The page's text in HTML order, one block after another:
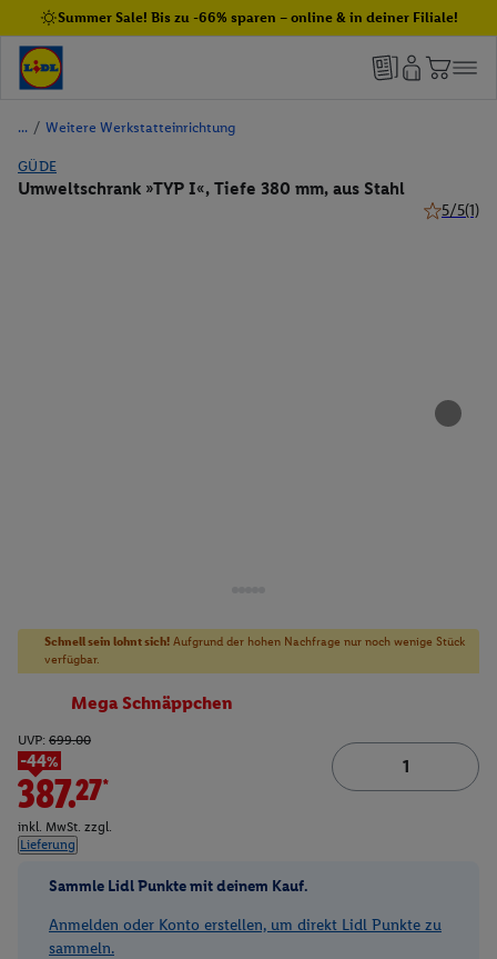
Summer Sale! Bis zu -66% sparen – online & in deiner Filiale!
/ Weitere Werkstatteinrichtung
GÜDE
Umweltschrank »TYP I«, Tiefe 380 mm, aus Stahl
5/5(1)
Schnell sein lohnt sich! Aufgrund der hohen Nachfrage nur noch wenige Stück
verfügbar.
Mega Schnäppchen
UVP: 699.00
-44%
387.27*
inkl. MwSt. zzgl.
Lieferung
Sammle Lidl Punkte mit deinem Kauf.
Anmelden oder Konto erstellen, um direkt Lidl Punkte zu
sammeln.